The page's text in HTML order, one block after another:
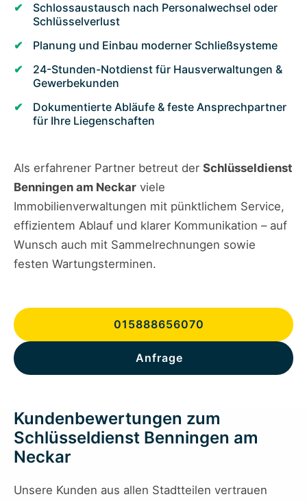
Schlossaustausch nach Personalwechsel oder
Schlüsselverlust
Planung und Einbau moderner Schließsysteme
24-Stunden-Notdienst für Hausverwaltungen &
Gewerbekunden
Dokumentierte Abläufe & feste Ansprechpartner
für Ihre Liegenschaften
Als erfahrener Partner betreut der Schlüsseldienst
Benningen am Neckar viele
Immobilienverwaltungen mit pünktlichem Service,
effizientem Ablauf und klarer Kommunikation – auf
Wunsch auch mit Sammelrechnungen sowie
festen Wartungsterminen.
015888656070
Anfrage
Kundenbewertungen zum
Schlüsseldienst Benningen am
Neckar
Unsere Kunden aus allen Stadtteilen vertrauen